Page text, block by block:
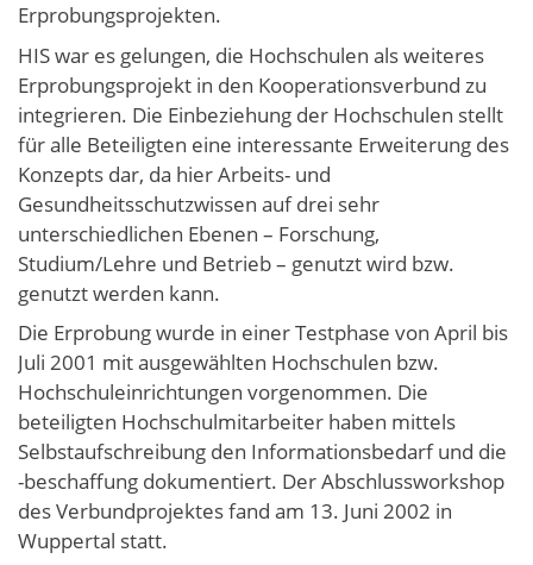
Erprobungsprojekten.
HIS war es gelungen, die Hochschulen als weiteres
Erprobungsprojekt in den Kooperationsverbund zu
integrieren. Die Einbeziehung der Hochschulen stellt
für alle Beteiligten eine interessante Erweiterung des
Konzepts dar, da hier Arbeits- und
Gesundheitsschutzwissen auf drei sehr
unterschiedlichen Ebenen – Forschung,
Studium/Lehre und Betrieb – genutzt wird bzw.
genutzt werden kann.
Die Erprobung wurde in einer Testphase von April bis
Juli 2001 mit ausgewählten Hochschulen bzw.
Hochschuleinrichtungen vorgenommen. Die
beteiligten Hochschulmitarbeiter haben mittels
Selbstaufschreibung den Informationsbedarf und die
-beschaffung dokumentiert. Der Abschlussworkshop
des Verbundprojektes fand am 13. Juni 2002 in
Wuppertal statt.